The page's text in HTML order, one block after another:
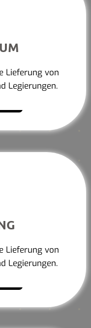
Lieferung von
Legierungen.
Lieferung von
Legierungen.